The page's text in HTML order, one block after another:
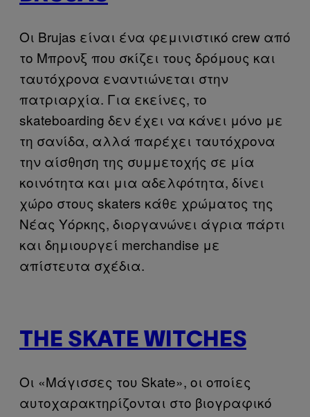
Οι Brujas είναι ένα φεμινιστικό crew από
το Μπρονξ που σκίζει τους δρόμους και
ταυτόχρονα εναντιώνεται στην
πατριαρχία. Για εκείνες, το
skateboarding δεν έχει να κάνει μόνο με
τη σανίδα, αλλά παρέχει ταυτόχρονα
την αίσθηση της συμμετοχής σε μία
κοινότητα και μια αδελφότητα, δίνει
χώρο στους skaters κάθε χρώματος της
Νέας Υόρκης, διοργανώνει άγρια πάρτι
και δημιουργεί merchandise με
απίστευτα σχέδια.
THE SKATE WITCHES
Οι «Μάγισσες του Skate», οι οποίες
αυτοχαρακτηρίζονται στο βιογραφικό